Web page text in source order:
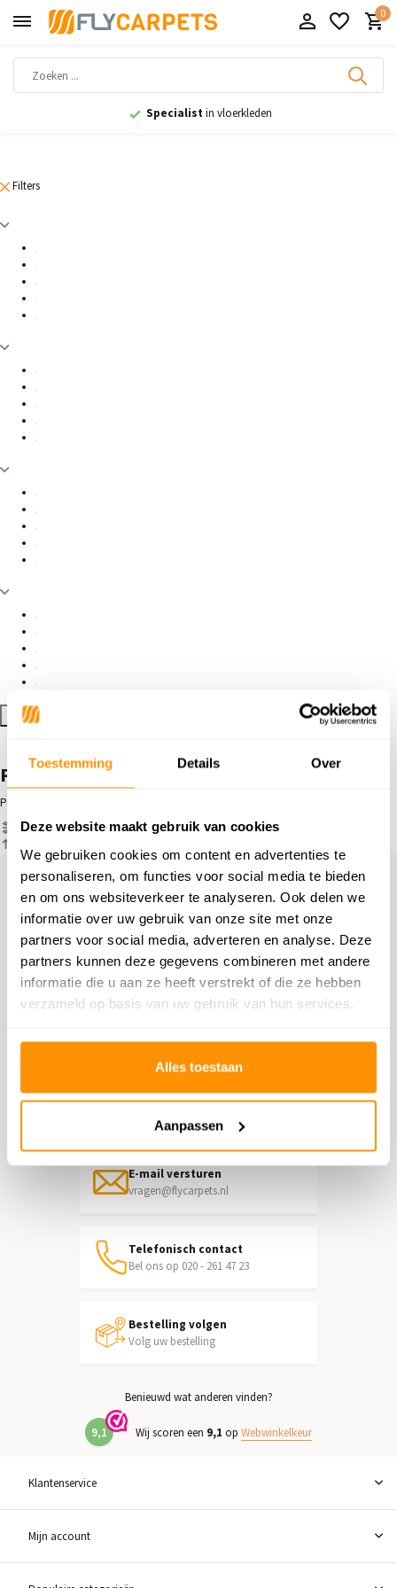
Toestemming Details Over
Deze website maakt gebruik van cookies
We gebruiken cookies om content en advertenties te
personaliseren, om functies voor social media te bieden
en om ons websiteverkeer te analyseren. Ook delen we
informatie over uw gebruik van onze site met onze
partners voor social media, adverteren en analyse. Deze
partners kunnen deze gegevens combineren met andere
informatie die u aan ze heeft verstrekt of die ze hebben
verzameld op basis van uw gebruik van hun services.
Alles toestaan
Aanpassen
0
Specialistin vloerkleden
Filters
Filter toepassen
Producten getagd met Pallas
Producten
Filter
Hulp nodig?
Neem contact op met onze
klantenservice
Informatie over het terugsturen
Chat direct
E-mail versturen
vragen@flycarpets.nl
Telefonisch contact
Bel ons op 020 - 261 47 23
Bestelling volgen
Volg uw bestelling
Benieuwd wat anderen vinden?
9,1 Wij scoren een 9,1 op Webwinkelkeur
Klantenservice
Mijn account